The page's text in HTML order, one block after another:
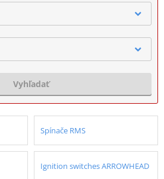
Vyhľadať
Spínače RMS
Ignition switches ARROWHEAD